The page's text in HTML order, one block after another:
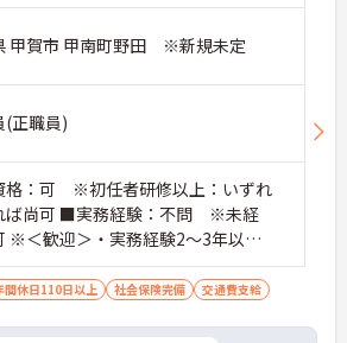
甲賀市 甲南町野田 ※新規未定
(正職員)
：可 ※初任者研修以上：いずれ
ば尚可 ■実務経験：不問 ※未経
※＜歓迎＞・実務経験2～3年以
がい福祉に関する経験をお持ちの
間休日110日以上 社会保険完備 交通費支給